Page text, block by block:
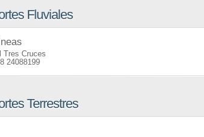
Fluviales
Tres Cruces
24088199
Terrestres